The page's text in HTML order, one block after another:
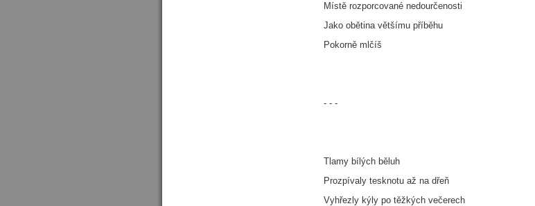
Místě rozporcované nedourčenosti
Jako obětina většímu příběhu
Pokorně mlčíš
- - -
Tlamy bílých běluh
Prozpívaly tesknotu až na dřeň
Vyhřezly kýly po těžkých večerech